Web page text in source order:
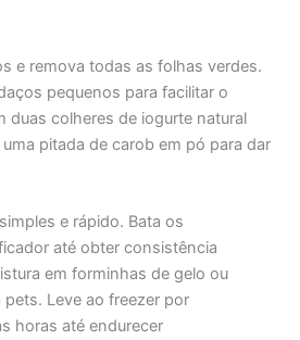
e remova todas as folhas verdes.
pequenos para facilitar o
duas colheres de iogurte natural
pitada de carob em pó para dar
e rápido. Bata os
até obter consistência
em forminhas de gelo ou
Leve ao freezer por
horas até endurecer